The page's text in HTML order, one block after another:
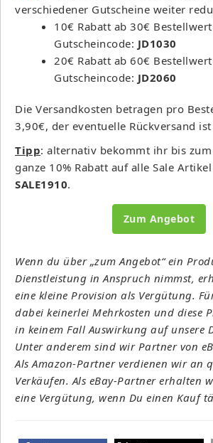
verschiedener Gutscheine weiter
10€ Rabatt ab 30€ Bestellwert
Gutscheincode: JD1030
20€ Rabatt ab 60€ Bestellwert
Gutscheincode: JD2060
Die Versandkosten betragen pro
3,90€, der eventuelle Rückversand
Tipp: alternativ bekommt ihr bis
ganze 10% Rabatt auf alle Sale
SALE1910.
Zum Angebot
Wenn du über „zum Angebot“ ein
Dienstleistung in Anspruch nimmst,
eine kleine Provision als Vergütung.
dabei keinerlei Mehrkosten und diese
in keinem Fall Auswirkung auf unsere
Unter anderem sind wir Partner von
Als Amazon-Partner verdienen wir an
Verkäufen. Als eBay-Partner erhalten
eine Vergütung, wenn Du einen Kauf